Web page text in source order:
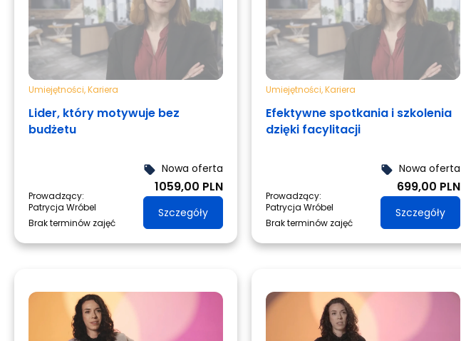
Umiejętności,Kariera
Lider, który motywuje bez
budżetu
Prowadzący:
Patrycja Wróbel
Brak terminów zajęć
local_offer Nowa oferta
1059,00 PLN
Szczegóły
Umiejętności,Kariera
Efektywne spotkania i szkolenia
dzięki facylitacji
Prowadzący:
Patrycja Wróbel
Brak terminów zajęć
local_offer Nowa oferta
699,00 PLN
Szczegóły